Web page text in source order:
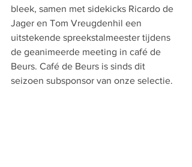
bleek, samen met sidekicks Ricardo de
Jager en Tom Vreugdenhil een
uitstekende spreekstalmeester tijdens
de geanimeerde meeting in café de
Beurs. Café de Beurs is sinds dit
seizoen subsponsor van onze selectie.